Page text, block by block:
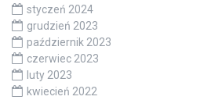
styczeń 2024
grudzień 2023
październik 2023
czerwiec 2023
luty 2023
kwiecień 2022